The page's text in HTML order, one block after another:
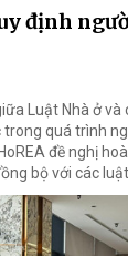
định
Luật Nhà ở
quá trình
đề nghị
bộ với các